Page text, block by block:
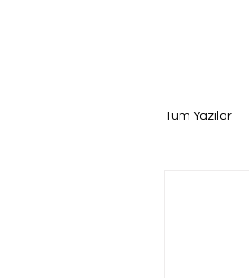
Tüm Yazılar